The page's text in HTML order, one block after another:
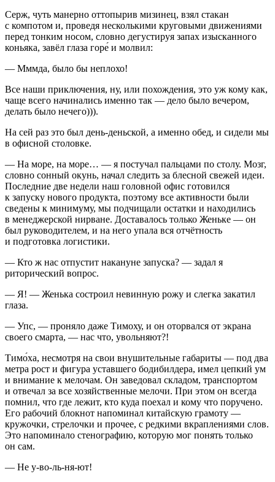
Серж, чуть манерно оттопырив мизинец, взял стакан
с компотом и, проведя несколькими круговыми движениями
перед тонким носом, словно дегустируя запах изысканного
коньяка, завёл глаза горе́ и молвил:
— Мммда, было бы неплохо!
Все наши приключения, ну, или похождения, это уж кому как,
чаще всего начинались именно так — дело было вечером,
делать было нечего))).
На сей раз это был день-деньской, а именно обед, и сидели мы
в офисной столовке.
— На море, на море… — я постучал пальцами по столу. Мозг,
словно сонный окунь, начал следить за блесной свежей идеи.
Последние две недели наш головной офис готовился
к запуску нового продукта, поэтому все активности были
сведены к минимуму, мы подчищали остатки и находились
в менеджерской нирване. Доставалось только Женьке — он
был руководителем, и на него упала вся отчётность
и подготовка логистики.
— Кто ж нас отпустит накануне запуска? — задал я
риторический вопрос.
— Я! — Женька состроил невинную рожу и слегка закатил
глаза.
— Упс, — проняло даже Тимоху, и он оторвался от экрана
своего смарта, — нас что, увольняют?!
Тимо́ха, несмотря на свои внушительные габариты — под два
метра рост и фигура уставшего бодибилдера, имел цепкий ум
и внимание к мелочам. Он заведовал складом, транспортом
и отвечал за все хозяйственные мелочи. При этом он всегда
помнил, что где лежит, кто куда поехал и кому что поручено.
Его рабочий блокнот напоминал китайскую грамоту —
кружочки, стрелочки и прочее, с редкими вкраплениями слов.
Это напоминало стенографию, которую мог понять только
он сам.
— Не у-во-ль-ня-ют!